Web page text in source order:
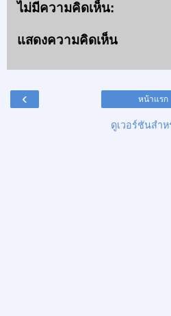
ไม่มีความคิดเห็น:
แสดงความคิดเห็น
‹ หน้าแรก
ดูเวอร์ชันสำห